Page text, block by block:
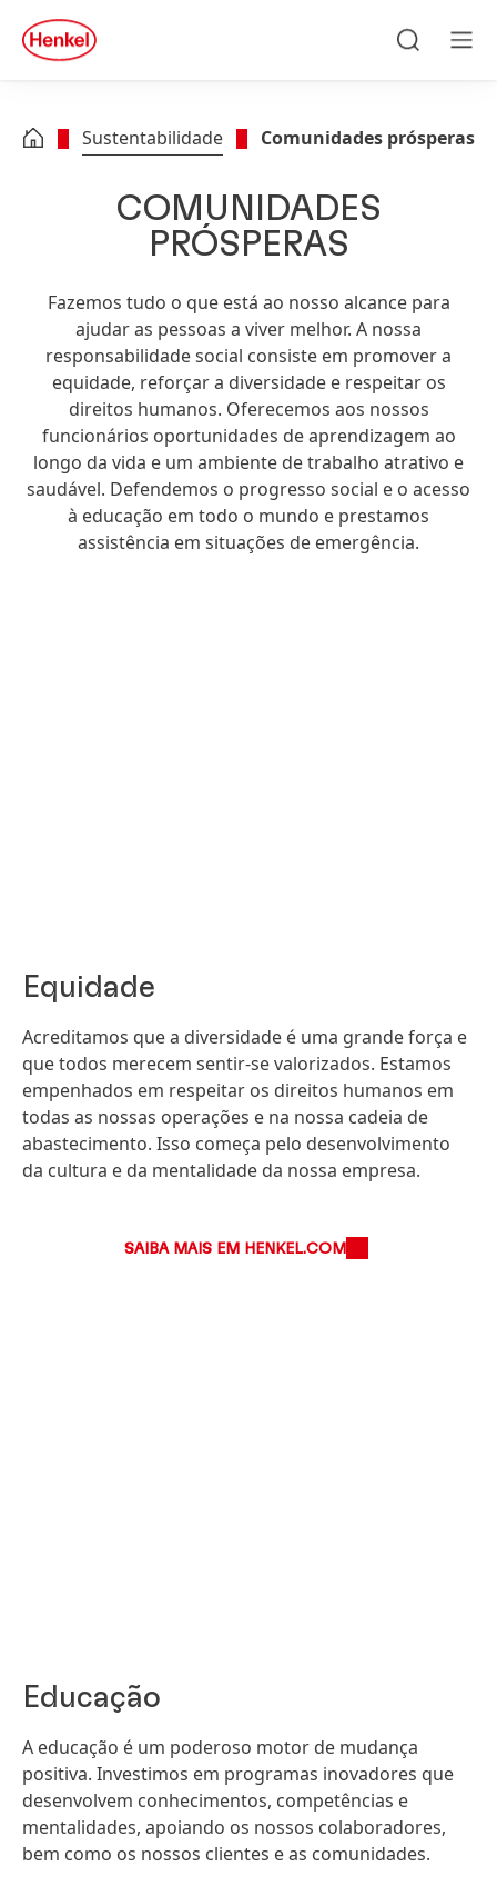
Skip to footer
quick
search
Sustentabilidade Comunidades prósperas
COMUNIDADES
PRÓSPERAS
Fazemos tudo o que está ao nosso alcance para
ajudar as pessoas a viver melhor. A nossa
responsabilidade social consiste em promover a
equidade, reforçar a diversidade e respeitar os
direitos humanos. Oferecemos aos nossos
funcionários oportunidades de aprendizagem ao
longo da vida e um ambiente de trabalho atrativo e
saudável. Defendemos o progresso social e o acesso
à educação em todo o mundo e prestamos
assistência em situações de emergência.
Equidade
Acreditamos que a diversidade é uma grande força e
que todos merecem sentir-se valorizados. Estamos
empenhados em respeitar os direitos humanos em
todas as nossas operações e na nossa cadeia de
abastecimento. Isso começa pelo desenvolvimento
da cultura e da mentalidade da nossa empresa.
SAIBA MAIS EM HENKEL.COM
Educação
A educação é um poderoso motor de mudança
positiva. Investimos em programas inovadores que
desenvolvem conhecimentos, competências e
mentalidades, apoiando os nossos colaboradores,
bem como os nossos clientes e as comunidades.